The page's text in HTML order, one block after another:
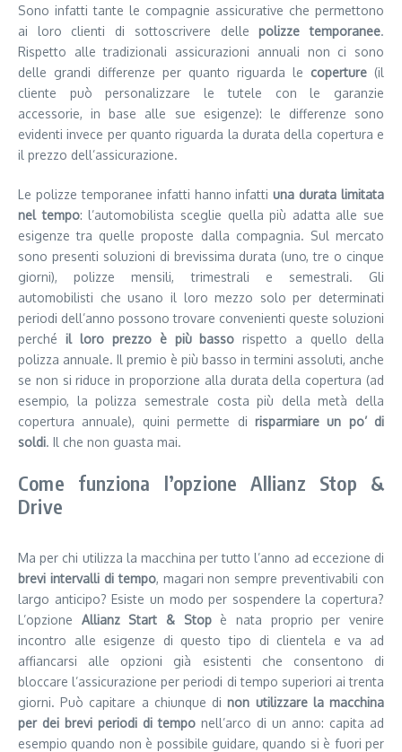
Sono infatti tante le compagnie assicurative che permettono
ai loro clienti di sottoscrivere dellepolizze temporanee.
Rispetto alle tradizionali assicurazioni annuali non ci sono
delle grandi differenze per quanto riguarda le coperture (il
cliente può personalizzare le tutele con le garanzie
accessorie, in base alle sue esigenze): le differenze sono
evidenti invece per quanto riguarda la durata della copertura e
il prezzo dell’assicurazione.
Le polizze temporanee infatti hanno infattiuna durata limitata
nel tempo: l’automobilista sceglie quella più adatta alle sue
esigenze tra quelle proposte dalla compagnia. Sul mercato
sono presenti soluzioni di brevissima durata (uno, tre o cinque
giorni), polizze mensili, trimestrali e semestrali. Gli
automobilisti che usano il loro mezzo solo per determinati
periodi dell’anno possono trovare convenienti queste soluzioni
perché il loro prezzo è più basso rispetto a quello della
polizza annuale. Il premio è più basso in termini assoluti, anche
se non si riduce in proporzione alla durata della copertura (ad
esempio, la polizza semestrale costa più della metà della
copertura annuale), quini permette di risparmiare un po’ di
soldi. Il che non guasta mai.
Come funziona l’opzione Allianz Stop &
Drive
Ma per chi utilizza la macchina per tutto l’anno ad eccezione di
brevi intervalli di tempo, magari non sempre preventivabili con
largo anticipo? Esiste un modo per sospendere la copertura?
L’opzione Allianz Start & Stopè nata proprio per venire
incontro alle esigenze di questo tipo di clientela e va ad
affiancarsi alle opzioni già esistenti che consentono di
bloccare l’assicurazione per periodi di tempo superiori ai trenta
giorni. Può capitare a chiunque dinon utilizzare la macchina
per dei brevi periodi di tempo nell’arco di un anno: capita ad
esempio quando non è possibile guidare, quando si è fuori per